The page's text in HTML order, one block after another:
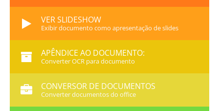
VER SLIDESHOW
Exibir documento como apresentação de slides
APÊNDICE AO DOCUMENTO:
Converter OCR para documento
CONVERSOR DE DOCUMENTOS
Converter documentos do office